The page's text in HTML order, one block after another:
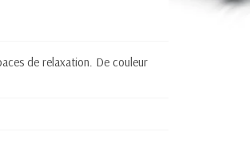
de relaxation. De couleur